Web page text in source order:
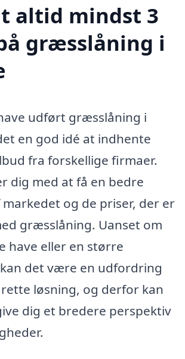
altid mindst 3
græsslåning i
udført græsslåning i
en god idé at indhente
fra forskellige firmaer.
dig med at få en bedre
og de priser, der er
græsslåning. Uanset om
have eller en større
det være en udfordring
løsning, og derfor kan
dig et bredere perspektiv